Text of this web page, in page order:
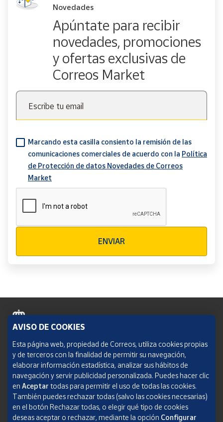
Novedades
Apúntate para recibir
novedades, promociones
y ofertas exclusivas de
Correos Market
Escribe tu email
Marcando esta casilla consiento la remisión de las
comunicaciones comerciales de acuerdo con la Política
de Protección de datos Novedades de Correos
Market
ENVIAR
Política de cookies
Aviso legal
Condiciones del servicio
Política de Privacidad Web
AVISO DE COOKIES
Esta página web, propiedad de Correos, utiliza cookies propias
y de terceros con la finalidad de permitir su navegación,
elaborar información estadística, analizar sus hábitos de
navegación y servir publicidad personalizada. Puedes hacer clic
en Aceptar todas para permitir el uso de todas las cookies.
También puedes rechazar todas (salvo las cookies necesarias)
en el botón Rechazar todas, o elegir qué tipo de cookies
deseas aceptar o rechazar, mediante la opción Configurar